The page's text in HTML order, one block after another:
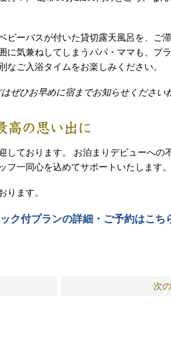
ビーバスが付いた貸切露天風呂を、ご
に気兼ねしてしまうパパ・ママも、プ
ご入浴タイムをお楽しみください。
ぜひお早めに宿までお知らせください
高の思い出に
しております。 お泊まりデビューへの
一同心を込めてサポートいたします。
ります。
ク付プランの詳細・ご予約はこち
次